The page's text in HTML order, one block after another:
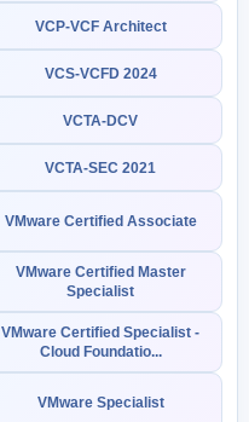
VCP-VCF Architect
VCS-VCFD 2024
VCTA-DCV
VCTA-SEC 2021
VMware Certified Associate
VMware Certified Master
Specialist
VMware Certified Specialist -
Cloud Foundatio...
VMware Specialist